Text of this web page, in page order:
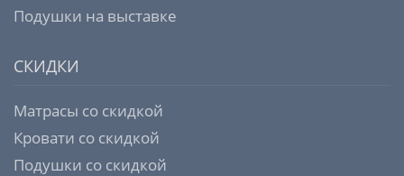
Подушки на выставке
СКИДКИ
Матрасы со скидкой
Кровати со скидкой
Подушки со скидкой